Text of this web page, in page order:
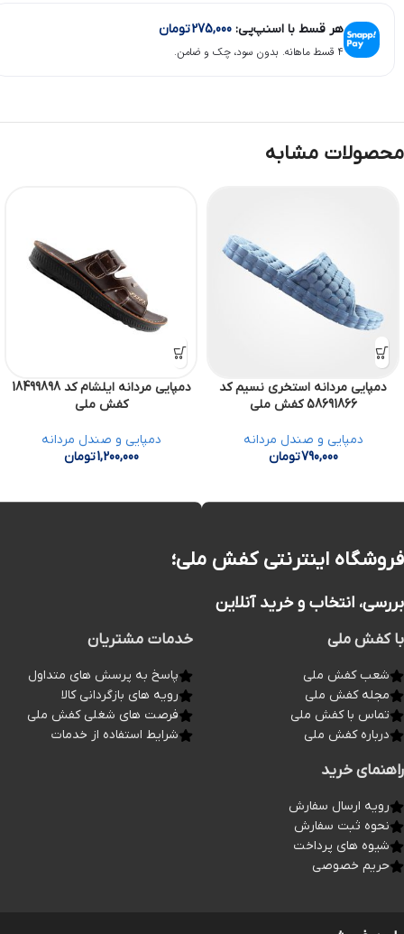
هر قسط با اسنپ‌پی: 275,000تومان
۴ قسط ماهانه. بدون سود، چک و ضامن.
محصولات مشابه
دمپایی مردانه استخری نسیم کد
58691866 کفش ملی
دمپایی و صندل مردانه
790,000تومان
دمپایی مردانه ایلشام کد 18499898
کفش ملی
دمپایی و صندل مردانه
1,200,000تومان
فروشگاه اینترنتی کفش ملی؛
بررسی، انتخاب و خرید آنلاین
با کفش ملی
شعب کفش ملی
مجله کفش ملی
تماس با کفش ملی
درباره کفش ملی
خدمات مشتریان
پاسخ به پرسش های متداول
رویه های بازگردانی کالا
فرصت های شغلی کفش ملی
شرایط استفاده از خدمات
راهنمای خرید
رویه ارسال سفارش
نحوه ثبت سفارش
شیوه های پرداخت
حریم خصوصی